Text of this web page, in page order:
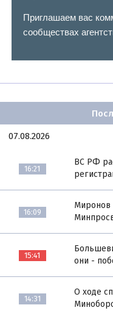
Приглашаем вас
сообществах
07.08.2026
16:21
ВС РФ
16:09
Миронов
15:41
они -
14:31
О ходе